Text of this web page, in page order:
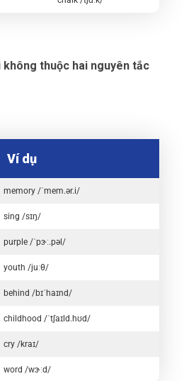
không thuộc hai nguyên tắc
Ví dụ
memory /ˈmem.ər.i/
sing /sɪŋ/
purple /ˈpɝː.pəl/
youth /juːθ/
behind /bɪˈhaɪnd/
childhood /ˈtʃaɪld.hʊd/
cry /kraɪ/
word /wɝːd/